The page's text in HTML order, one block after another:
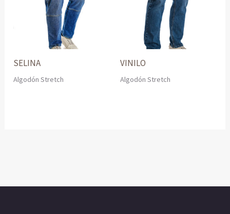
SELINA
Algodón Stretch
VINILO
Algodón Stretch